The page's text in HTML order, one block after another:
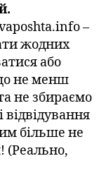
–
жодних
або
не менш
не збираємо
відвідування
більше не
(Реально,